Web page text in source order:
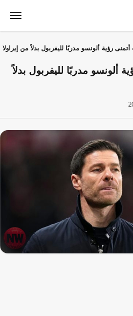
رؤية ألونسو مدربًا لليفربول بدلاً من إيراولا
ألونسو مدربًا لليفربول بدلاً